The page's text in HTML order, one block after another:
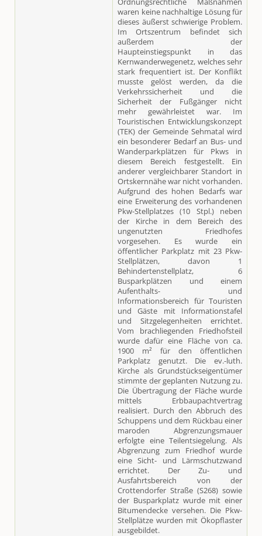
waren keine nachhaltige Lösung für
dieses äußerst schwierige Problem.
Im Ortszentrum befindet sich
außerdem der
Haupteinstiegspunkt in das
Kernwanderwegenetz, welches sehr
stark frequentiert ist. Der Konflikt
musste gelöst werden, da die
Verkehrssicherheit und die
Sicherheit der Fußgänger nicht
mehr gewährleistet war. Im
Touristischen Entwicklungskonzept
(TEK) der Gemeinde Sehmatal wird
ein besonderer Bedarf an Bus- und
Wanderparkplätzen für Pkws in
diesem Bereich festgestellt. Ein
anderer vergleichbarer Standort in
Ortskernnähe war nicht vorhanden.
Aufgrund des hohen Bedarfs war
eine Erweiterung des vorhandenen
Pkw-Stellplatzes (10 Stpl.) neben
der Kirche in dem Bereich des
ungenutzten Friedhofes
vorgesehen. Es wurde ein
öffentlicher Parkplatz mit 23 Pkw-
Stellplätzen, davon 1
Behindertenstellplatz, 6
Busparkplätzen und einem
Aufenthalts- und
Informationsbereich für Touristen
und Gäste mit Informationstafel
und Sitzgelegenheiten errichtet.
Vom brachliegenden Friedhofsteil
wurde dafür eine Fläche von ca.
1900 m² für den öffentlichen
Parkplatz genutzt. Die ev.-luth.
Kirche als Grundstückseigentümer
stimmte der geplanten Nutzung zu.
Die Übertragung der Fläche wurde
mittels Erbbaupachtvertrag
realisiert. Durch den Abbruch des
Schuppens und dem Rückbau einer
maroden Abgrenzungsmauer
erfolgte eine Teilentsiegelung. Als
Abgrenzung zum Friedhof wurde
eine Sicht- und Lärmschutzwand
errichtet. Der Zu- und
Ausfahrtsbereich von der
Crottendorfer Straße (S268) sowie
der Busparkplatz wurde mit einer
Bitumendecke versehen. Die Pkw-
Stellplätze wurden mit Ökopflaster
ausgebildet.